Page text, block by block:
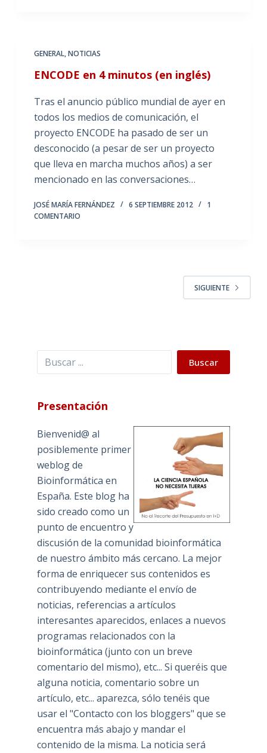
GENERAL,NOTICIAS
ENCODE en 4 minutos (en inglés)
Tras el anuncio público mundial de ayer en
todos los medios de comunicación, el
proyecto ENCODE ha pasado de ser un
desconocido (a pesar de ser un proyecto
que lleva en marcha muchos años) a ser
mencionado en las conversaciones…
JOSÉ MARÍA FERNÁNDEZ 6 SEPTIEMBRE 2012
1
COMENTARIO
SIGUIENTE
Buscar Buscar
Presentación
Bienvenid@ al
posiblemente primer
weblog de
Bioinformática en
España. Este blog ha
sido creado como un
punto de encuentro y
discusión de la comunidad bioinformática
de nuestro ámbito más cercano. La mejor
forma de enriquecer sus contenidos es
contribuyendo mediante el envío de
noticias, referencias a artículos
interesantes aparecidos, enlaces a nuevos
programas relacionados con la
bioinformática (junto con un breve
comentario del mismo), etc... Si queréis que
alguna noticia, comentario sobre un
artículo, etc... aparezca, sólo tenéis que
usar el "Contacto con los bloggers" que se
encuentra más abajo y mandar el
contenido de la misma. La noticia será